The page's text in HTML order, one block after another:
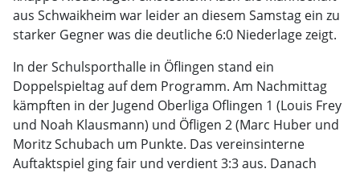
aus Schwaikheim war leider an diesem Samstag ein zu
starker Gegner was die deutliche 6:0 Niederlage zeigt.
In der Schulsporthalle in Öflingen stand ein
Doppelspieltag auf dem Programm. Am Nachmittag
kämpften in der Jugend Oberliga Oflingen 1 (Louis Frey
und Noah Klausmann) und Öfligen 2 (Marc Huber und
Moritz Schubach um Punkte. Das vereinsinterne
Auftaktspiel ging fair und verdient 3:3 aus. Danach